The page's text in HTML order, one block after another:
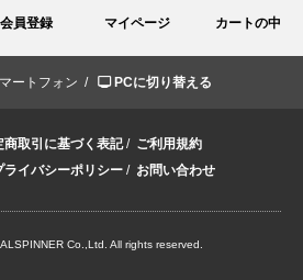
会員登録 マイページ カートの中
ートフォン / PCに切り替える
商取引に基づく表記/ ご利用規約
ライバシーポリシー / お問い合わせ
Co.,Ltd. All rights reserved.